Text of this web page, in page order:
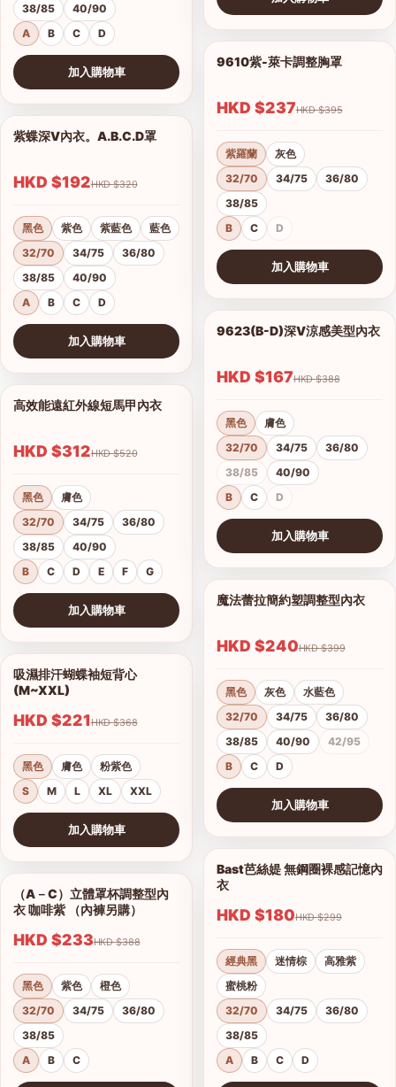
38/85
40/90
A
B C D
加入購物車
1/15
查看圖片
紫蝶深V內衣。A.B.C.D罩
HKD $192 HKD $320
黑色 紫色 紫藍色
藍色
32/70
34/75
36/80
38/85
40/90
A
B C D
加入購物車
1/14
查看圖片
高效能遠紅外線短馬甲內衣
HKD $312 HKD $520
黑色
膚色
32/70
34/75
36/80
38/85
40/90
B
C D E F G
加入購物車
查看圖片
吸濕排汗蝴蝶袖短背心
(M~XXL)
HKD $221 HKD $368
黑色 膚色
粉紫色
S
M L XL XXL
加入購物車
1/5
查看圖片
（A－C）立體罩杯調整型內
衣 咖啡紫 （內褲另購）
HKD $233 HKD $388
黑色 紫色
橙色
32/70
34/75
36/80
38/85
A
B C
查看圖片
9610紫-萊卡調整胸罩
HKD $237 HKD $395
紫羅蘭
灰色
32/70
34/75
36/80
38/85
B
C D
加入購物車
1/2
查看圖片
9623(B-D)深V涼感美型內衣
HKD $167 HKD $388
黑色
膚色
32/70
34/75
36/80
38/85
40/90
B
C D
加入購物車
1/10
查看圖片
魔法蕾拉簡約塑調整型內衣
HKD $240 HKD $399
黑色 灰色
水藍色
32/70
34/75
36/80
38/85
40/90
42/95
B
C D
加入購物車
1/15
查看圖片
Bast芭絲媞 無鋼圈裸感記憶內
衣
HKD $180 HKD $299
經典黑 迷情棕
高雅紫
蜜桃粉
32/70
34/75
36/80
38/85
A
B C D
港澳中文